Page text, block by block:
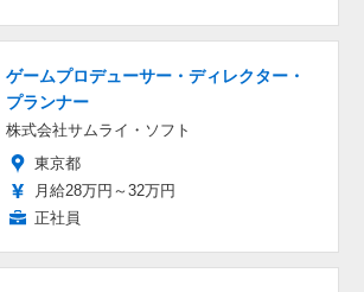
ゲームプロデューサー・ディレクター・
プランナー
株式会社サムライ・ソフト
東京都
月給28万円～32万円
正社員